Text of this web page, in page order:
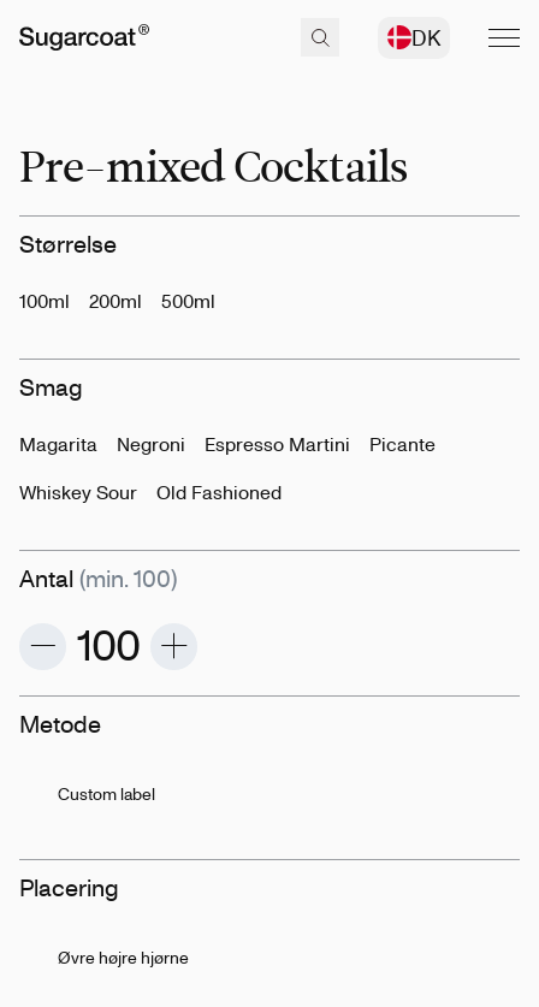
DK
Pre-mixed Cocktails
Størrelse
100ml 200ml 500ml
Smag
Magarita Negroni Espresso Martini
Picante
Whiskey Sour
Old Fashioned
Antal (min. 100)
Metode
Custom label
Placering
Øvre højre hjørne